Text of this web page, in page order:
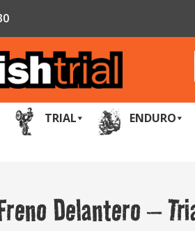
TRIAL ENDURO
Delantero –